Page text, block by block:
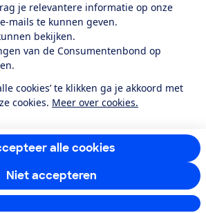
je relevantere informatie op onze
mails te kunnen geven.
bekijken.
van de Consumentenbond op
cookies’ te klikken ga je akkoord met
cookies. Meer over cookies.
alle cookies
Niet accepteren
Privacyverklaring
Toegankelijkheid
feed nieuws
Facebook
TwitterInstagram
YoutubeLinkedIn
de Consumentenbondmet gemiddeld